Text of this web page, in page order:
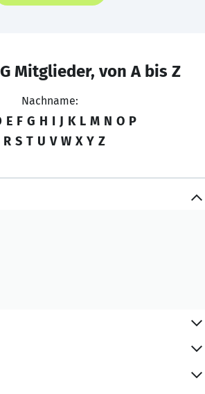
Mitglieder, von A bis Z
Nachname:
E F G H I J K L M N O P
R S T U V W X Y Z